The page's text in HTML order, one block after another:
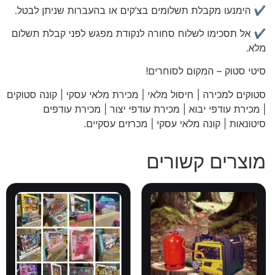
✔️ הימנעו מקבלת תשלומים בצ’קים או בהעברות שניתן לבטל.
✔️ אל תסכימו לשלוח סחורה לנקודת מפגש לפני קבלת תשלום
מלא.
סיטי סטוק – המקום לסוחרים!
סטוקים למכירה | חיסול מלאי | מכירת מלאי עסקי | קונה סטוקים
| מכירת עודפי יבוא | מכירת עודפי יצור | מכירת עודפים
סיטונאות | קונה מלאי עסקי | מכרזים עסקיים.
מוצרים קשורים